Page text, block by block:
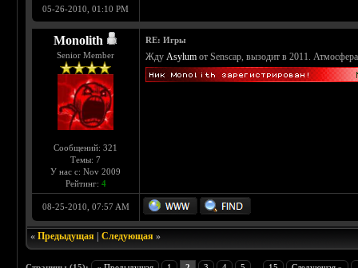
05-26-2010, 01:10 PM
Monolith
Senior Member
Сообщений: 321
Темы: 7
У нас с: Nov 2009
Рейтинг: 4
RE: Игры
ЖдуAsylum от Senscap, вызодит в 2011.
08-25-2010, 07:57 AM
«Предыдущая |Следующая »